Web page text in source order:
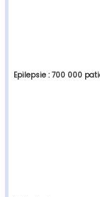
Epilepsie : 700 000